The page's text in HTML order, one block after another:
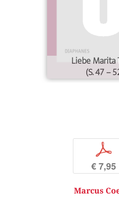
Liebe Marita
(S. 47 –
p
€ 7,95
Marcus